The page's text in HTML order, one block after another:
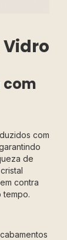
com
com
de
contra
tempo.